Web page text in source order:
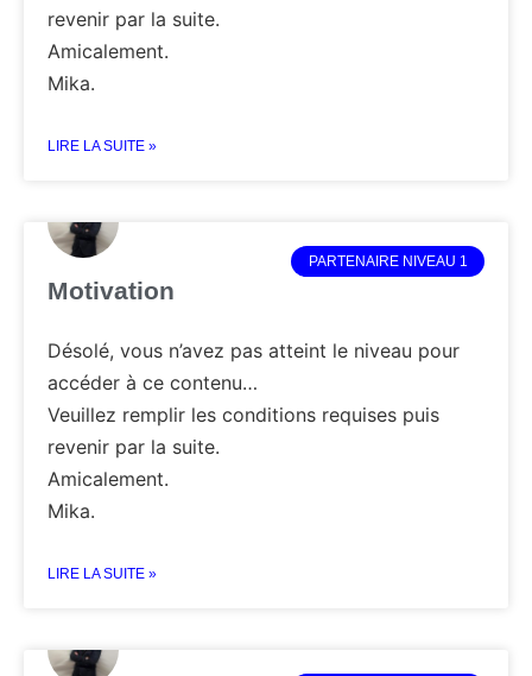
revenir par la suite.
Amicalement.
Mika.
LIRE LA SUITE »
PARTENAIRE NIVEAU 1
Motivation
Désolé, vous n’avez pas atteint le niveau pour
accéder à ce contenu…
Veuillez remplir les conditions requises puis
revenir par la suite.
Amicalement.
Mika.
LIRE LA SUITE »